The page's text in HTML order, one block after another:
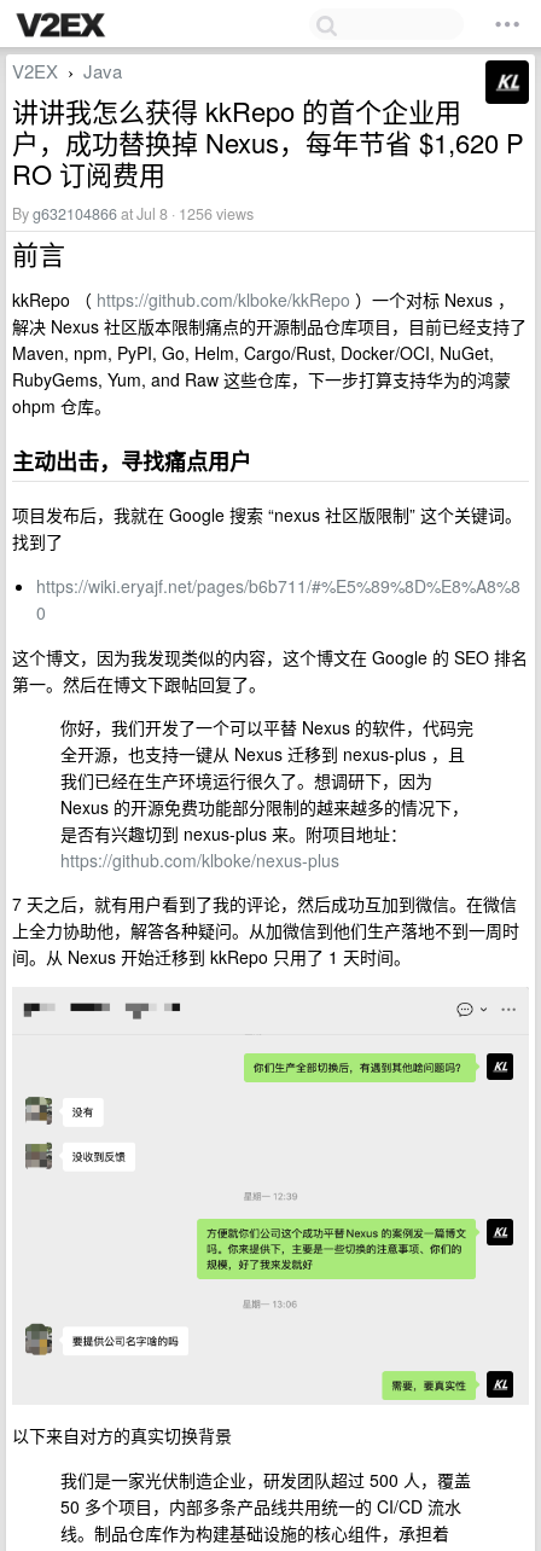
V2EX › Java
讲讲我怎么获得 kkRepo 的首个企业用
户，成功替换掉 Nexus，每年节省 $1,620 P
RO 订阅费用
Byg632104866at Jul 8 · 1256 views
前言
kkRepo （ https://github.com/klboke/kkRepo ）一个对标 Nexus ，
解决 Nexus 社区版本限制痛点的开源制品仓库项目，目前已经支持了
Maven, npm, PyPI, Go, Helm, Cargo/Rust, Docker/OCI, NuGet,
RubyGems, Yum, and Raw 这些仓库，下一步打算支持华为的鸿蒙
ohpm 仓库。
主动出击，寻找痛点用户
项目发布后，我就在 Google 搜索 “nexus 社区版限制” 这个关键词。
找到了
https://wiki.eryajf.net/pages/b6b711/#%E5%89%8D%E8%A8%8
0
这个博文，因为我发现类似的内容，这个博文在 Google 的 SEO 排名
第一。然后在博文下跟帖回复了。
你好，我们开发了一个可以平替 Nexus 的软件，代码完
全开源，也支持一键从 Nexus 迁移到 nexus-plus ，且
我们已经在生产环境运行很久了。想调研下，因为
Nexus 的开源免费功能部分限制的越来越多的情况下，
是否有兴趣切到 nexus-plus 来。附项目地址：
https://github.com/klboke/nexus-plus
7 天之后，就有用户看到了我的评论，然后成功互加到微信。在微信
上全力协助他，解答各种疑问。从加微信到他们生产落地不到一周时
间。从 Nexus 开始迁移到 kkRepo 只用了 1 天时间。
以下来自对方的真实切换背景
我们是一家光伏制造企业，研发团队超过 500 人，覆盖
50 多个项目，内部多条产品线共用统一的 CI/CD 流水
线。制品仓库作为构建基础设施的核心组件，承担着